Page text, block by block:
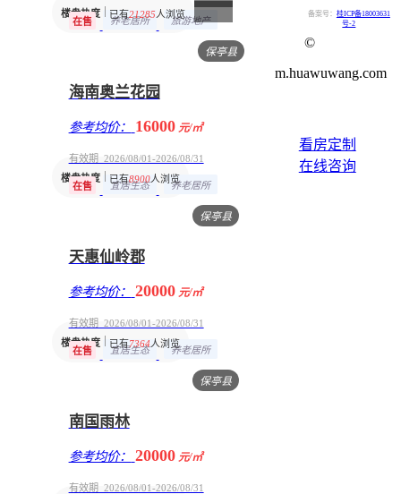
在售 养老居所 旅游地产
楼盘热度 已有21285人浏览
保亭县
海南奥兰花园
参考均价： 16000 元/㎡
有效期 2026/08/01-2026/08/31
在售 宜居生态 养老居所
楼盘热度 已有8900人浏览
保亭县
天惠仙岭郡
参考均价： 20000 元/㎡
有效期 2026/08/01-2026/08/31
在售 宜居生态 养老居所
楼盘热度 已有7364人浏览
保亭县
南国雨林
参考均价： 20000 元/㎡
有效期 2026/08/01-2026/08/31
备案号： 桂ICP备18003631
号-2
©
m.huawuwang.com
看房定制
在线咨询